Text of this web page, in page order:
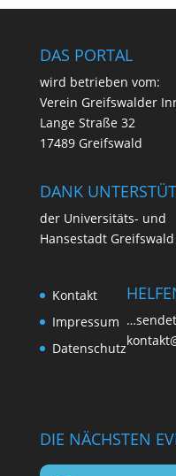
DAS PORTAL
wird betrie­ben vom:
Ver­ein Greifs­wal­der
Lan­ge Stra­ße 32
17489 Greifswald
DANK
der Uni­ver­si­täts- und
Han­se­stadt Greifswald
Kon­takt
Impres­sum
Daten­schutz
DIE NÄCHSTEN